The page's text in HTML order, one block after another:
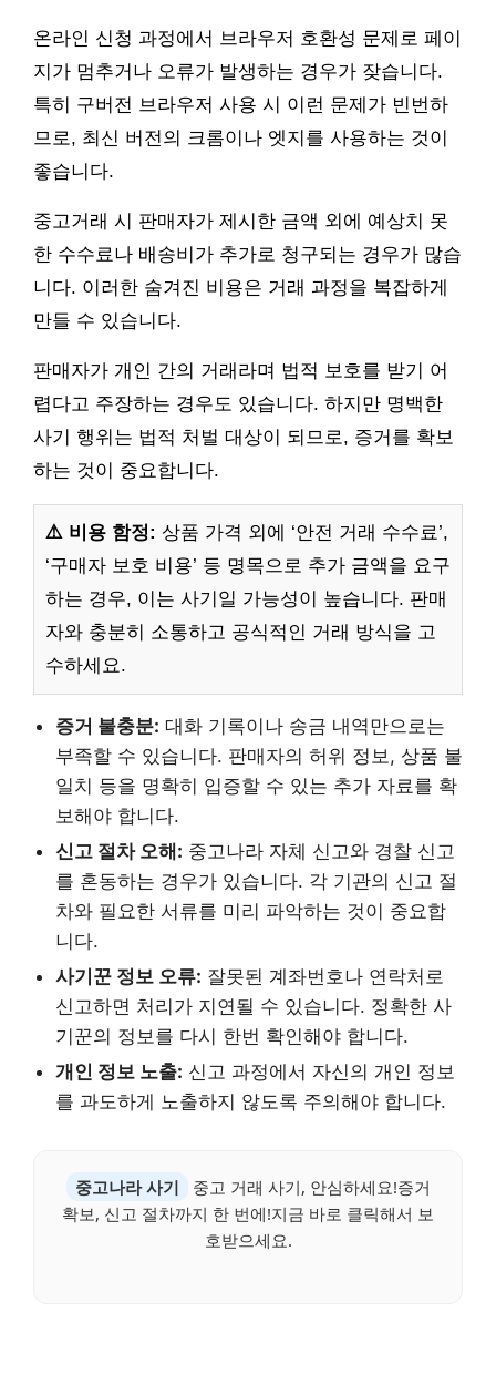
온라인 신청 과정에서 브라우저 호환성 문제로 페이
지가 멈추거나 오류가 발생하는 경우가 잦습니다.
특히 구버전 브라우저 사용 시 이런 문제가 빈번하
므로, 최신 버전의 크롬이나 엣지를 사용하는 것이
좋습니다.
중고거래 시 판매자가 제시한 금액 외에 예상치 못
한 수수료나 배송비가 추가로 청구되는 경우가 많습
니다. 이러한 숨겨진 비용은 거래 과정을 복잡하게
만들 수 있습니다.
판매자가 개인 간의 거래라며 법적 보호를 받기 어
렵다고 주장하는 경우도 있습니다. 하지만 명백한
사기 행위는 법적 처벌 대상이 되므로, 증거를 확보
하는 것이 중요합니다.
⚠️ 비용 함정: 상품 가격 외에 ‘안전 거래 수수료’,
‘구매자 보호 비용’ 등 명목으로 추가 금액을 요구
하는 경우, 이는 사기일 가능성이 높습니다. 판매
자와 충분히 소통하고 공식적인 거래 방식을 고
수하세요.
증거 불충분: 대화 기록이나 송금 내역만으로는
부족할 수 있습니다. 판매자의 허위 정보, 상품 불
일치 등을 명확히 입증할 수 있는 추가 자료를 확
보해야 합니다.
신고 절차 오해: 중고나라 자체 신고와 경찰 신고
를 혼동하는 경우가 있습니다. 각 기관의 신고 절
차와 필요한 서류를 미리 파악하는 것이 중요합
니다.
사기꾼 정보 오류: 잘못된 계좌번호나 연락처로
신고하면 처리가 지연될 수 있습니다. 정확한 사
기꾼의 정보를 다시 한번 확인해야 합니다.
개인 정보 노출: 신고 과정에서 자신의 개인 정보
를 과도하게 노출하지 않도록 주의해야 합니다.
중고나라 사기
중고 거래 사기, 안심하세요!증거
확보, 신고 절차까지 한 번에!지금 바로 클릭해서 보
호받으세요.